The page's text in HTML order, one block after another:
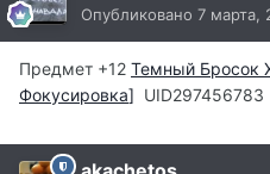
Опубликовано 7 марта,
Предмет +12 Темный Бросок
Фокусировка] UID297456783